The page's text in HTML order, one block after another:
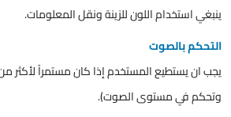
ينبغي استخدام اللون للزينة ونقل المعلومات.
التحكم بالصوت
يجب ان يستطيع المستخدم إذا كان مستمراً لأكثر
وتحكم في مستوى الصوت).